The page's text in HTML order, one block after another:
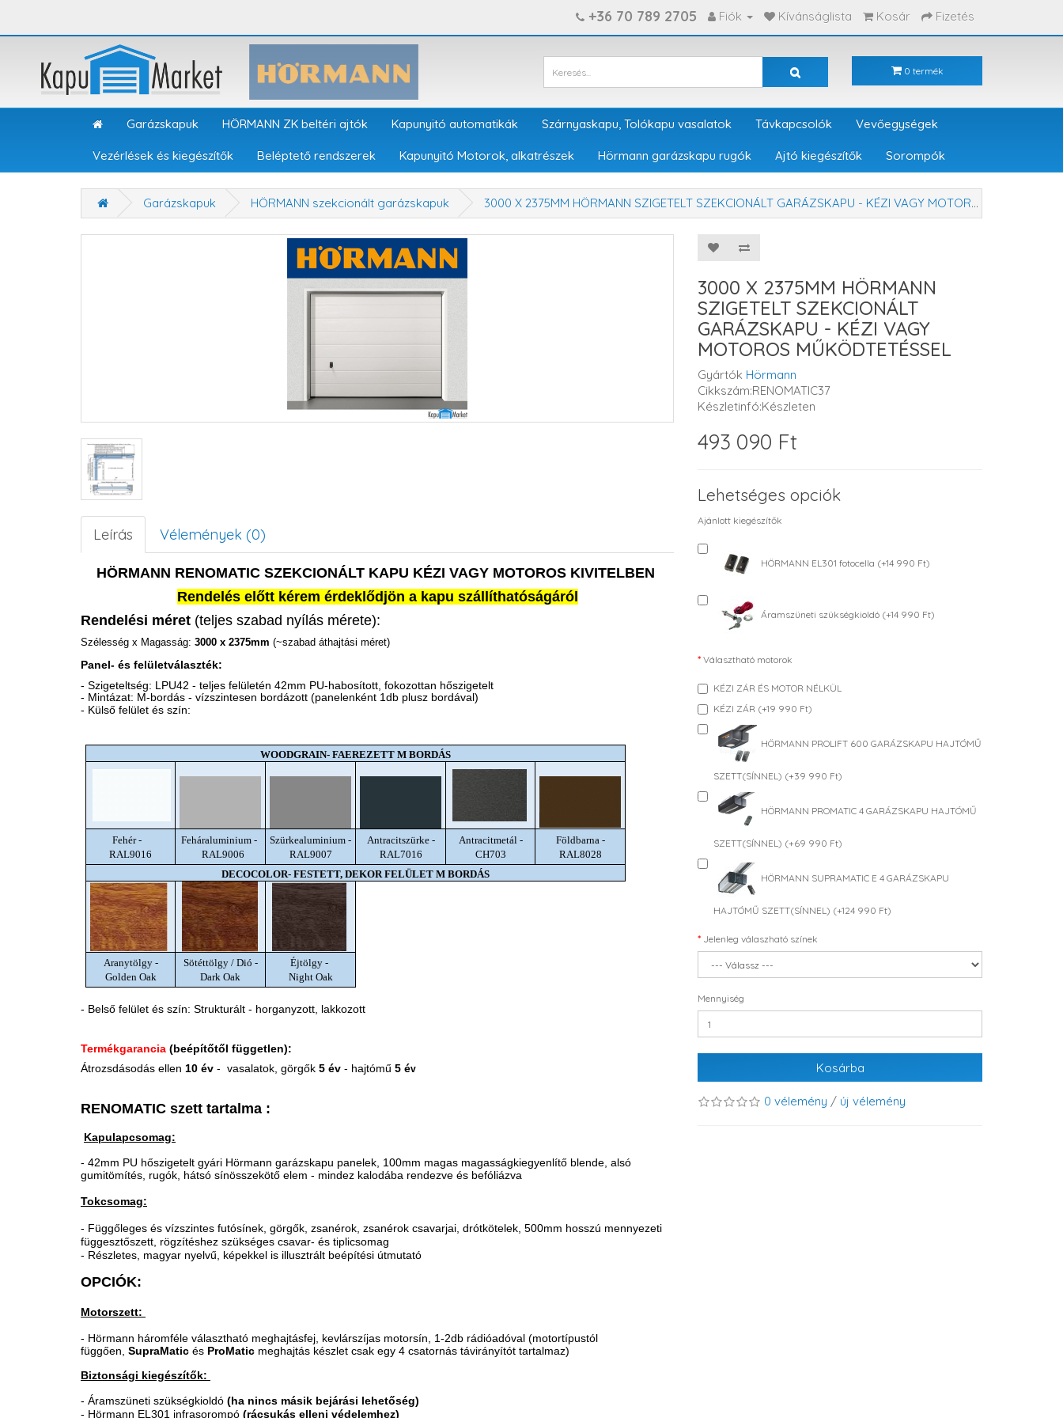
+36 70 789 2705 Fiók Kívánságlista Kosár Fizetés
0 termék
Garázskapuk HÖRMANN ZK beltéri ajtók Kapunyitó automatikák Szárnyaskapu, Tolókapu vasalatok Távkapcsolók Vevőegységek
Vezérlések és kiegészítők Beléptető rendszerek Kapunyitó Motorok, alkatrészek Hörmann garázskapu rugók Ajtó kiegészítők Sorompók
Garázskapuk HÖRMANN szekcionált garázskapuk 3000 X 2375MM HÖRMANN SZIGETELT SZEKCIONÁLT GARÁZSKAPU - KÉZI VAGY MOTOROS MŰKÖDTETÉSSEL
Leírás Vélemények (0)
HÖRMANN RENOMATIC SZEKCIONÁLT KAPU KÉZI VAGY MOTOROS KIVITELBEN
Rendelés előtt kérem érdeklődjön a kapu szállíthatóságáról
Rendelési méret (teljes szabad nyílás mérete):
Szélesség x Magasság: 3000 x 2375mm (~szabad áthajtási méret)
Panel- és felületválaszték:
- Szigeteltség: LPU42 - teljes felületén 42mm PU-habosított, fokozottan hőszigetelt
- Mintázat: M-bordás - vízszintesen bordázott (panelenként 1db plusz bordával)
- Külső felület és szín:
WOODGRAIN- FAEREZETT M BORDÁS
Fehér -
RAL9016
Feháraluminium -
RAL9006
Szürkealuminium -
RAL9007
Antracitszürke -
RAL7016
Antracitmetál -
CH703
Földbarna -
RAL8028
DECOCOLOR- FESTETT, DEKOR FELÜLET M BORDÁS
Aranytölgy -
Golden Oak
Sötéttölgy / Dió -
Dark Oak
Éjtölgy -
Night Oak
- Belső felület és szín: Strukturált - horganyzott, lakkozott
Termékgarancia (beépítőtől független):
Átrozsdásodás ellen 10 év - vasalatok, görgők 5 év - hajtómű 5 év
RENOMATIC szett tartalma :
Kapulapcsomag:
- 42mm PU hőszigetelt gyári Hörmann garázskapu panelek, 100mm magas magasságkiegyenlítő blende, alsó
gumitömítés, rugók, hátsó sínösszekötő elem - mindez kalodába rendezve és befóliázva
Tokcsomag:
- Függőleges és vízszintes futósínek, görgők, zsanérok, zsanérok csavarjai, drótkötelek, 500mm hosszú mennyezeti
függesztőszett, rögzítéshez szükséges csavar- és tiplicsomag
- Részletes, magyar nyelvű, képekkel is illusztrált beépítési útmutató
OPCIÓK:
Motorszett:
- Hörmann háromféle választható meghajtásfej, kevlárszíjas motorsín, 1-2db rádióadóval (motortípustól
függően, SupraMatic és ProMatic meghajtás készlet csak egy 4 csatornás távirányítót tartalmaz)
Biztonsági kiegészítők:
- Áramszüneti szükségkioldó (ha nincs másik bejárási lehetőség)
- Hörmann EL301 infrasorompó (rácsukás elleni védelemhez)
3000 X 2375MM HÖRMANN
SZIGETELT SZEKCIONÁLT
GARÁZSKAPU - KÉZI VAGY
MOTOROS MŰKÖDTETÉSSEL
Gyártók Hörmann
Cikkszám:RENOMATIC37
Készletinfó:Készleten
493 090 Ft
Lehetséges opciók
Ajánlott kiegészítők
HÖRMANN EL301 fotocella (+14 990 Ft)
Áramszüneti szükségkioldó (+14 990 Ft)
Választható motorok
KÉZI ZÁR ÉS MOTOR NÉLKÜL
KÉZI ZÁR (+19 990 Ft)
HÖRMANN PROLIFT 600 GARÁZSKAPU HAJTÓMŰ
SZETT(SÍNNEL) (+39 990 Ft)
HÖRMANN PROMATIC 4 GARÁZSKAPU HAJTÓMŰ
SZETT(SÍNNEL) (+69 990 Ft)
HÖRMANN SUPRAMATIC E 4 GARÁZSKAPU
HAJTÓMŰ SZETT(SÍNNEL) (+124 990 Ft)
Jelenleg válaszható színek
Mennyiség
Kosárba
0 vélemény / új vélemény